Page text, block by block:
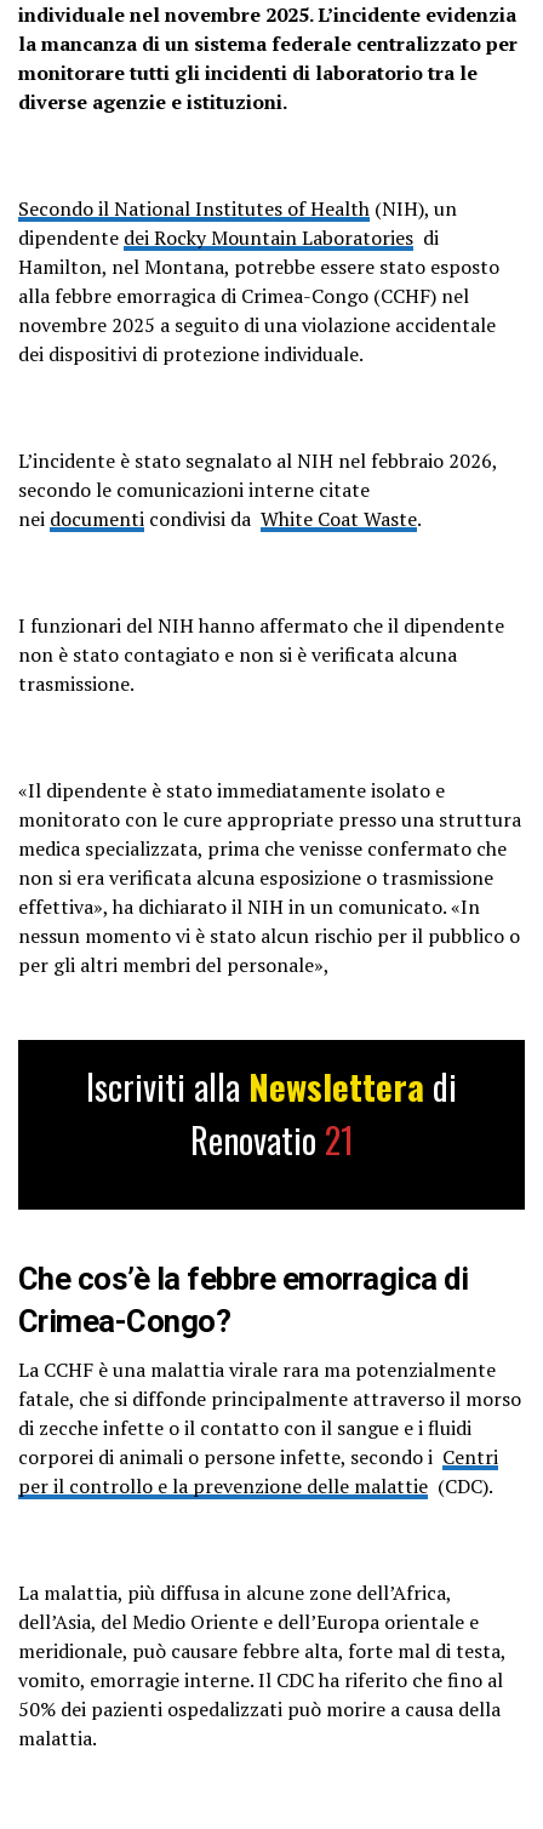
individuale nel novembre 2025. L’incidente evidenzia
la mancanza di un sistema federale centralizzato per
monitorare tutti gli incidenti di laboratorio tra le
diverse agenzie e istituzioni.
Secondo il National Institutes of Health (NIH), un
dipendente dei Rocky Mountain Laboratories di
Hamilton, nel Montana, potrebbe essere stato esposto
alla febbre emorragica di Crimea-Congo (CCHF) nel
novembre 2025 a seguito di una violazione accidentale
dei dispositivi di protezione individuale.
L’incidente è stato segnalato al NIH nel febbraio 2026,
secondo le comunicazioni interne citate
nei documenti condivisi da White Coat Waste.
I funzionari del NIH hanno affermato che il dipendente
non è stato contagiato e non si è verificata alcuna
trasmissione.
«Il dipendente è stato immediatamente isolato e
monitorato con le cure appropriate presso una struttura
medica specializzata, prima che venisse confermato che
non si era verificata alcuna esposizione o trasmissione
effettiva», ha dichiarato il NIH in un comunicato. «In
nessun momento vi è stato alcun rischio per il pubblico o
per gli altri membri del personale»,
Iscriviti alla Newslettera di
Renovatio 21
Che cos’è la febbre emorragica di
Crimea-Congo?
La CCHF è una malattia virale rara ma potenzialmente
fatale, che si diffonde principalmente attraverso il morso
di zecche infette o il contatto con il sangue e i fluidi
corporei di animali o persone infette, secondo i Centri
per il controllo e la prevenzione delle malattie (CDC).
La malattia, più diffusa in alcune zone dell’Africa,
dell’Asia, del Medio Oriente e dell’Europa orientale e
meridionale, può causare febbre alta, forte mal di testa,
vomito, emorragie interne. Il CDC ha riferito che fino al
50% dei pazienti ospedalizzati può morire a causa della
malattia.